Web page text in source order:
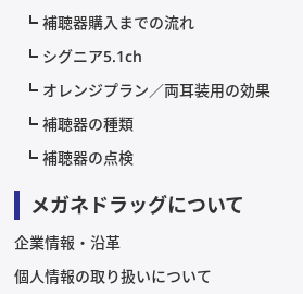
補聴器購入までの流れ
シグニア5.1ch
オレンジプラン／両耳装用の効果
補聴器の種類
補聴器の点検
メガネドラッグについて
企業情報・沿革
個人情報の取り扱いについて